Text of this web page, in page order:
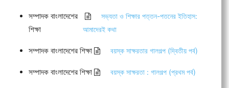
সম্পাদক বাংলাদেশের
শিক্ষা
সভ্যতা ও শিক্ষার পত্তন-পতনের ইতিহাস:
আমাদেরই কথা
সম্পাদক বাংলাদেশের শিক্ষা বয়স্ক সাক্ষরতার গালগল্প (দ্বিতীয় পর্ব)
সম্পাদক বাংলাদেশের শিক্ষা বয়স্ক সাক্ষরতা : গালগল্প (প্রথম পর্ব)